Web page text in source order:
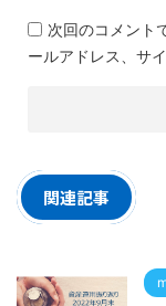
次回のコメント
ールアドレス、サ
関連記事